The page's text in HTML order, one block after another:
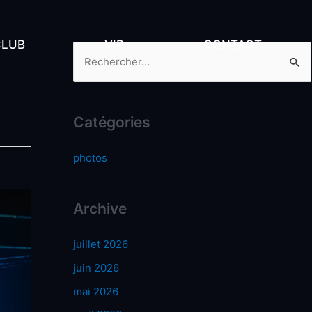
VIP CONTACT
Catégories
photos
Archive
juillet 2026
juin 2026
mai 2026